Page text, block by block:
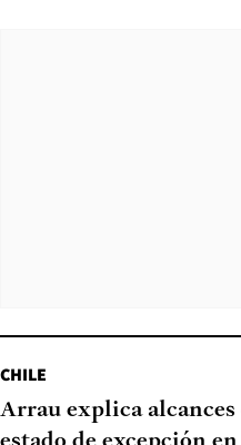
CHILE
Arrau explica alcances